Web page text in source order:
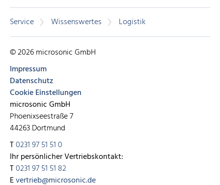
Service Wissenswertes Logistik
© 2026 microsonic GmbH
Impressum
Datenschutz
Cookie Einstellungen
microsonic GmbH
Phoenixseestraße 7
44263 Dortmund
T0231 97 51 51 0
Ihr persönlicher Vertriebskontakt:
T0231 97 51 51 82
Evertrieb@microsonic.de